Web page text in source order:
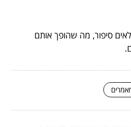
סיפור, מה שהופך אותם